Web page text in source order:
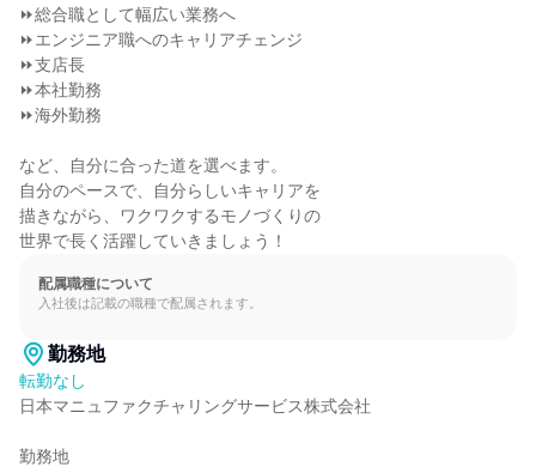
⏩総合職として幅広い業務へ
⏩エンジニア職へのキャリアチェンジ
⏩支店長
⏩本社勤務
⏩海外勤務
など、自分に合った道を選べます。
自分のペースで、自分らしいキャリアを
描きながら、ワクワクするモノづくりの
世界で長く活躍していきましょう！
配属職種について
入社後は記載の職種で配属されます。
勤務地
転勤なし
日本マニュファクチャリングサービス株式会社
勤務地